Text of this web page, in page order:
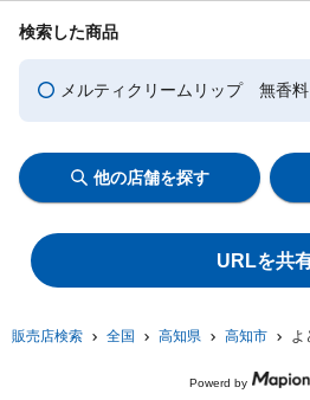
販売店検索 全国 高知県 高知市 よ
検索した商品
メルティクリームリップ 無香料
他の店舗を探す
URLを共
Powerd by